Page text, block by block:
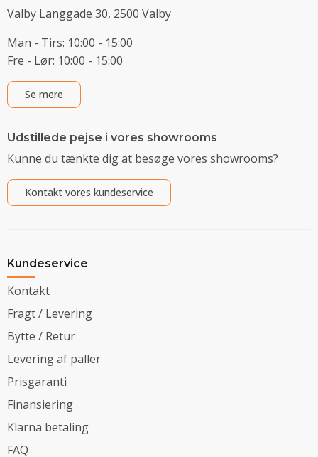
Valby Langgade 30, 2500 Valby
Man - Tirs: 10:00 - 15:00
Fre - Lør: 10:00 - 15:00
Se mere
Udstillede pejse i vores showrooms
Kunne du tænkte dig at besøge vores showrooms?
Kontakt vores kundeservice
Kundeservice
Kontakt
Fragt / Levering
Bytte / Retur
Levering af paller
Prisgaranti
Finansiering
Klarna betaling
FAQ